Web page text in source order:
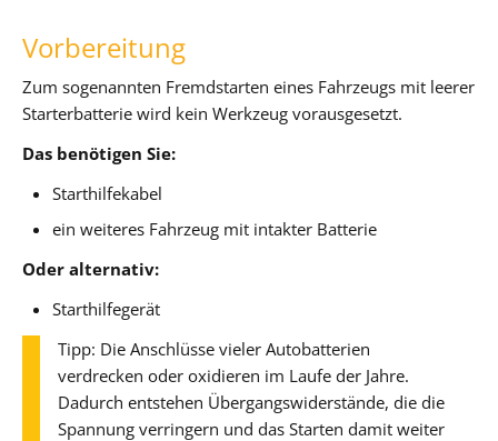
Vorbereitung
Zum sogenannten Fremdstarten eines Fahrzeugs mit leerer
Starterbatterie wird kein Werkzeug vorausgesetzt.
Das benötigen Sie:
Starthilfekabel
ein weiteres Fahrzeug mit intakter Batterie
Oder alternativ:
Starthilfegerät
Tipp: Die Anschlüsse vieler Autobatterien
verdrecken oder oxidieren im Laufe der Jahre.
Dadurch entstehen Übergangswiderstände, die die
Spannung verringern und das Starten damit weiter